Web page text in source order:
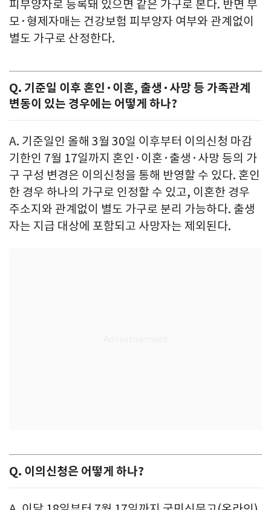
피부양자로 등록돼 있으면 같은 가구로 본다. 반면 부
모·형제자매는 건강보험 피부양자 여부와 관계없이
별도 가구로 산정한다.
Q. 기준일 이후 혼인·이혼, 출생·사망 등 가족관계
변동이 있는 경우에는 어떻게 하나?
A. 기준일인 올해 3월 30일 이후부터 이의신청 마감
기한인 7월 17일까지 혼인·이혼·출생·사망 등의 가
구 구성 변경은 이의신청을 통해 반영할 수 있다. 혼인
한 경우 하나의 가구로 인정할 수 있고, 이혼한 경우
주소지와 관계없이 별도 가구로 분리 가능하다. 출생
자는 지급 대상에 포함되고 사망자는 제외된다.
Q. 이의신청은 어떻게 하나?